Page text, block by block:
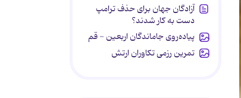
آزادگان جهان برای حذف ترامپ
دست به کار شدند؟
پیاده‌روی جاماندگان اربعین - قم
تمرین رزمی تکاوران ارتش